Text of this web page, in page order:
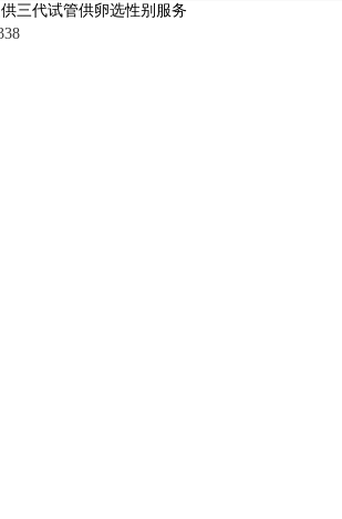
三代试管供卵选性别服务